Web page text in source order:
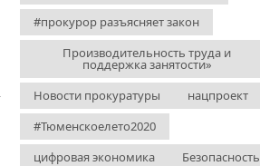
#прокурор разъясняет закон
Производительность труда и
поддержка занятости»
Новости прокуратуры
нацпроект
#Тюменскоелето2020
цифровая экономика
Безопасность